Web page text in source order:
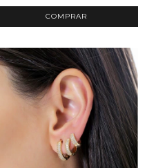
COMPRAR